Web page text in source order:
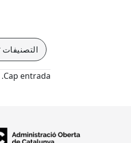
التصنيفات
Cap entrada.